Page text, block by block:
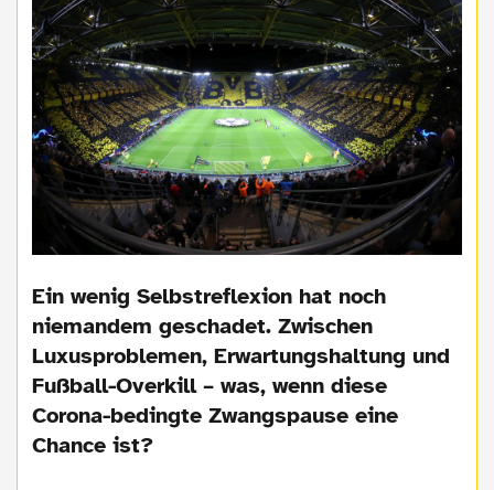
Ein wenig Selbstreflexion hat noch
niemandem geschadet. Zwischen
Luxusproblemen, Erwartungshaltung und
Fußball-Overkill – was, wenn diese
Corona-bedingte Zwangspause eine
Chance ist?